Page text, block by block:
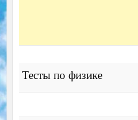
Тесты по физике